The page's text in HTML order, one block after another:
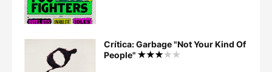
Crítica: Garbage "Not Your Kind Of
People"